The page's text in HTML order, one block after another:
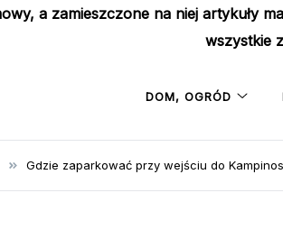
a zamieszczone na niej artykuły
wszystkie
DOM, OGRÓD
Gdzie zaparkować przy wejściu do